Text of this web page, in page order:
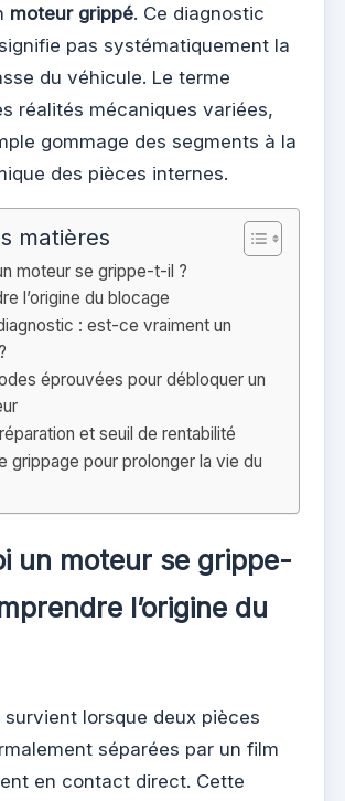
moteur grippé. Ce diagnostic
pas systématiquement la
du véhicule. Le terme
réalités mécaniques variées,
gommage des segments à la
des pièces internes.
matières
moteur se grippe-t-il ?
l’origine du blocage
: est-ce vraiment un
éprouvées pour débloquer un
et seuil de rentabilité
grippage pour prolonger la vie du
un moteur se grippe-
l’origine du
survient lorsque deux pièces
séparées par un film
en contact direct. Cette